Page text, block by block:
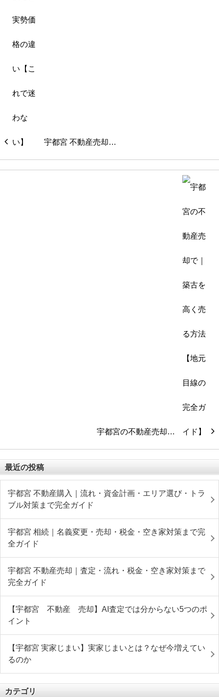
宇都宮 不動産売却…
宇都宮の不動産売却…
最近の投稿
宇都宮 不動産購入｜流れ・資金計画・エリア選び・トラ
ブル対策まで完全ガイド
宇都宮 相続｜名義変更・売却・税金・空き家対策まで完
全ガイド
宇都宮 不動産売却｜査定・流れ・税金・空き家対策まで
完全ガイド
【宇都宮 不動産 売却】AI査定では分からない5つのポ
イント
【宇都宮 実家じまい】実家じまいとは？なぜ今増えてい
るのか
カテゴリ